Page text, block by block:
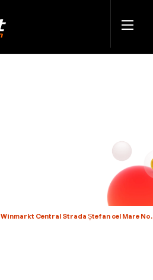
Winmarkt Central Strada Ștefan cel Mare No.